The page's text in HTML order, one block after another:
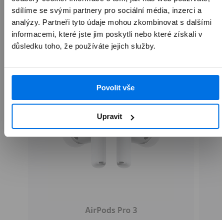
sdílíme se svými partnery pro sociální média, inzerci a
analýzy. Partneři tyto údaje mohou zkombinovat s dalšími
informacemi, které jste jim poskytli nebo které získali v
důsledku toho, že používáte jejich služby.
Povolit vše
Upravit
Přepnout zobrazení produktů
Doporučené doplňky Apple Obaly a kryty Ochranná
AirPods Pro 3